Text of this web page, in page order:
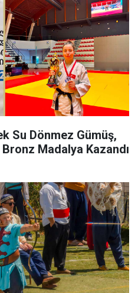
Su Dönmez Gümüş,
Madalya Kazandı